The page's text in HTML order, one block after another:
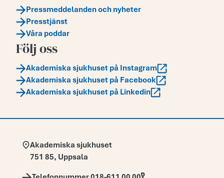
Pressmeddelanden och nyheter
Presstjänst
Våra poddar
Följ oss
Akademiska sjukhuset på Instagram
Akademiska sjukhuset på Facebook
Akademiska sjukhuset på Linkedin
Adress:
Akademiska sjukhuset
751 85, Uppsala